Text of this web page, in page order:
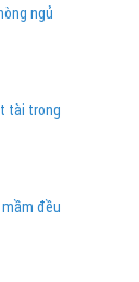
ngủ
tài trong
đều